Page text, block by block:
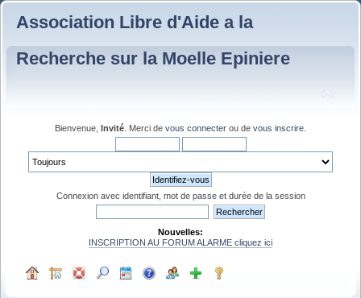
Association Libre d'Aide a la
Recherche sur la Moelle Epiniere
Bienvenue, Invité . Merci de vous connecter ou de vous inscrire
Connexion avec identifiant, mot de passe et durée de la session
Nouvelles:
INSCRIPTION AU FORUM ALARME cliquez ici